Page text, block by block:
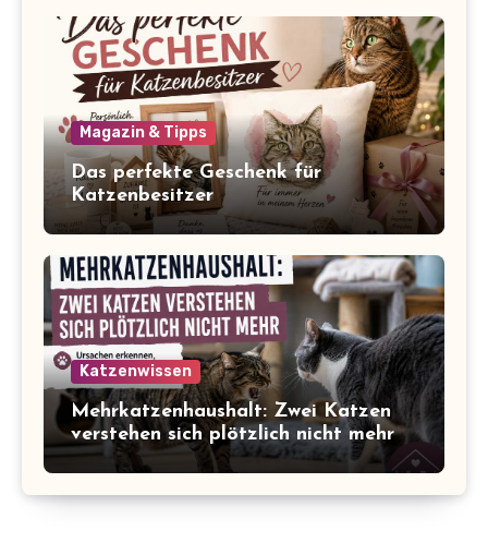
Magazin & Tipps
Das perfekte Geschenk für
Katzenbesitzer
Katzenwissen
Mehrkatzenhaushalt: Zwei Katzen
verstehen sich plötzlich nicht mehr